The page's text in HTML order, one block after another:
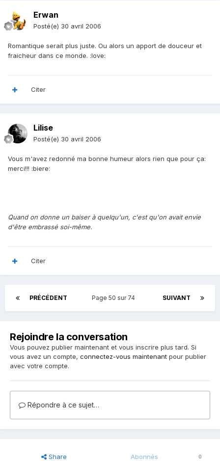
Erwan
Posté(e) 30 avril 2006
Romantique serait plus juste. Ou alors un apport de douceur et
fraicheur dans ce monde. :love:
Citer
Lilise
Posté(e) 30 avril 2006
Vous m'avez redonné ma bonne humeur alors rien que pour ça:
merci!!! :biere:
Quand on donne un baiser à quelqu'un, c'est qu'on avait envie
d'être embrassé soi-même.
Citer
PRÉCÉDENT SUIVANT
Page 50 sur 74
Rejoindre la conversation
Vous pouvez publier maintenant et vous inscrire plus tard. Si
vous avez un compte, connectez-vous maintenant pour publier
avec votre compte.
Répondre à ce sujet…
Share Abonnés 0